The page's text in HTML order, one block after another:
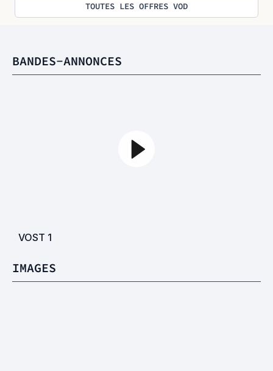
TOUTES LES OFFRES VOD
BANDES-ANNONCES
VOST 1
IMAGES